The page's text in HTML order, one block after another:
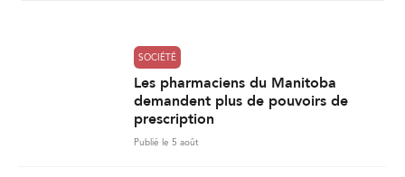
SOCIÉTÉ
Les pharmaciens du Manitoba
demandent plus de pouvoirs de
prescription
Publié le 5 août